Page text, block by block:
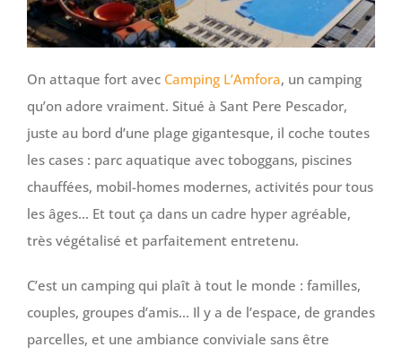
On attaque fort avec Camping L’Amfora, un camping
qu’on adore vraiment. Situé à Sant Pere Pescador,
juste au bord d’une plage gigantesque, il coche toutes
les cases : parc aquatique avec toboggans, piscines
chauffées, mobil-homes modernes, activités pour tous
les âges… Et tout ça dans un cadre hyper agréable,
très végétalisé et parfaitement entretenu.
C’est un camping qui plaît à tout le monde : familles,
couples, groupes d’amis… Il y a de l’espace, de grandes
parcelles, et une ambiance conviviale sans être